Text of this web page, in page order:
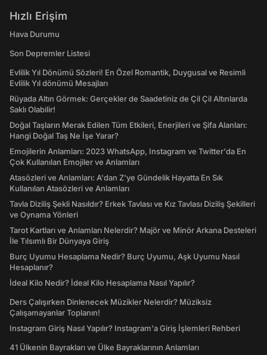
Hızlı Erişim
Hava Durumu
Son Depremler Listesi
Evlilik Yıl Dönümü Sözleri! En Özel Romantik, Duygusal ve Resimli
Evlilik Yıl dönümü Mesajları
Rüyada Altın Görmek: Gerçekler de Saadetiniz de Çil Çil Altınlarda
Saklı Olabilir!
Doğal Taşların Merak Edilen Tüm Etkileri, Enerjileri ve Şifa Alanları:
Hangi Doğal Taş Ne İşe Yarar?
Emojilerin Anlamları: 2023 WhatsApp, Instagram ve Twitter'da En
Çok Kullanılan Emojiler ve Anlamları
Atasözleri ve Anlamları: A'dan Z'ye Gündelik Hayatta En Sık
Kullanılan Atasözleri ve Anlamları
Tavla Diziliş Şekli Nasıldır? Erkek Tavlası ve Kız Tavlası Diziliş Şekilleri
ve Oynama Yönleri
Tarot Kartları ve Anlamları Nelerdir? Majör ve Minör Arkana Desteleri
İle Tılsımlı Bir Dünyaya Giriş
Burç Uyumu Hesaplama Nedir? Burç Uyumu, Aşk Uyumu Nasıl
Hesaplanır?
İdeal Kilo Nedir? İdeal Kilo Hesaplama Nasıl Yapılır?
Ders Çalışırken Dinlenecek Müzikler Nelerdir? Müziksiz
Çalışamayanlar Toplanın!
Instagram Giriş Nasıl Yapılır? Instagram'a Giriş İşlemleri Rehberi
41 Ülkenin Bayrakları ve Ülke Bayraklarının Anlamları